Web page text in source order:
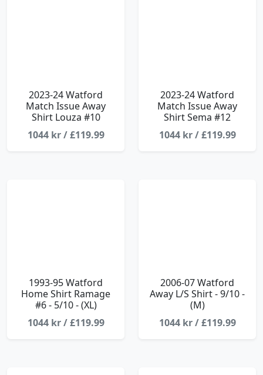
2023-24 Watford
Match Issue Away
Shirt Louza #10
1044 kr / £119.99
2023-24 Watford
Match Issue Away
Shirt Sema #12
1044 kr / £119.99
1993-95 Watford
Home Shirt Ramage
#6 - 5/10 - (XL)
1044 kr / £119.99
2006-07 Watford
Away L/S Shirt - 9/10 -
(M)
1044 kr / £119.99